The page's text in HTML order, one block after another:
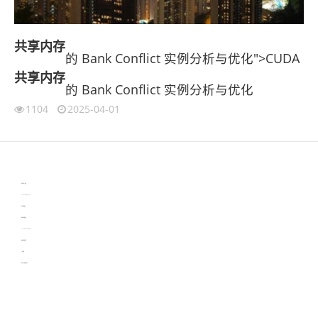
共享内存
的 Bank Conflict 实例分析与优化">CUDA
共享内存
的 Bank Conflict 实例分析与优化
1104 2025-04-01